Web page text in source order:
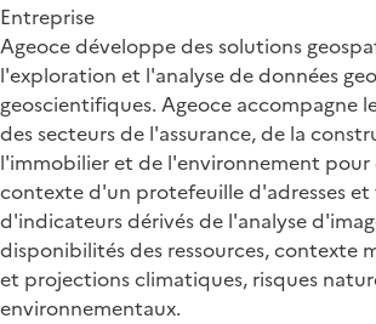
Entreprise
Ageoce développe des solutions
l'exploration et l'analyse de données
geoscientifiques. Ageoce accompagne
des secteurs de l'assurance, de la
l'immobilier et de l'environnement pour
contexte d'un protefeuille d'adresses
d'indicateurs dérivés de l'analyse
disponibilités des ressources, contexte
et projections climatiques, risques
environnementaux.